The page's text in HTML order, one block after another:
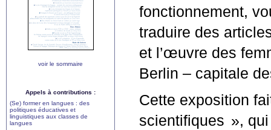
fonctionnement,
traduire des
et l’œuvre des
Berlin – capitale
Cette exposition
scientifiques »,
voir le sommaire
Appels à contributions :
(Se) former en langues : des
politiques éducatives et
linguistiques aux classes de
langues